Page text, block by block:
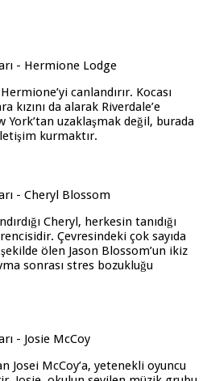
canlandırır. Kocası
kızını da alarak Riverdale’e
York’tan uzaklaşmak değil, burada
kurmaktır.
Cheryl, herkesin tanıdığı
Çevresindeki çok sayıda
ölen Jason Blossom’un ikiz
sonrası stres bozukluğu
Josei McCoy’a, yetenekli oyuncu